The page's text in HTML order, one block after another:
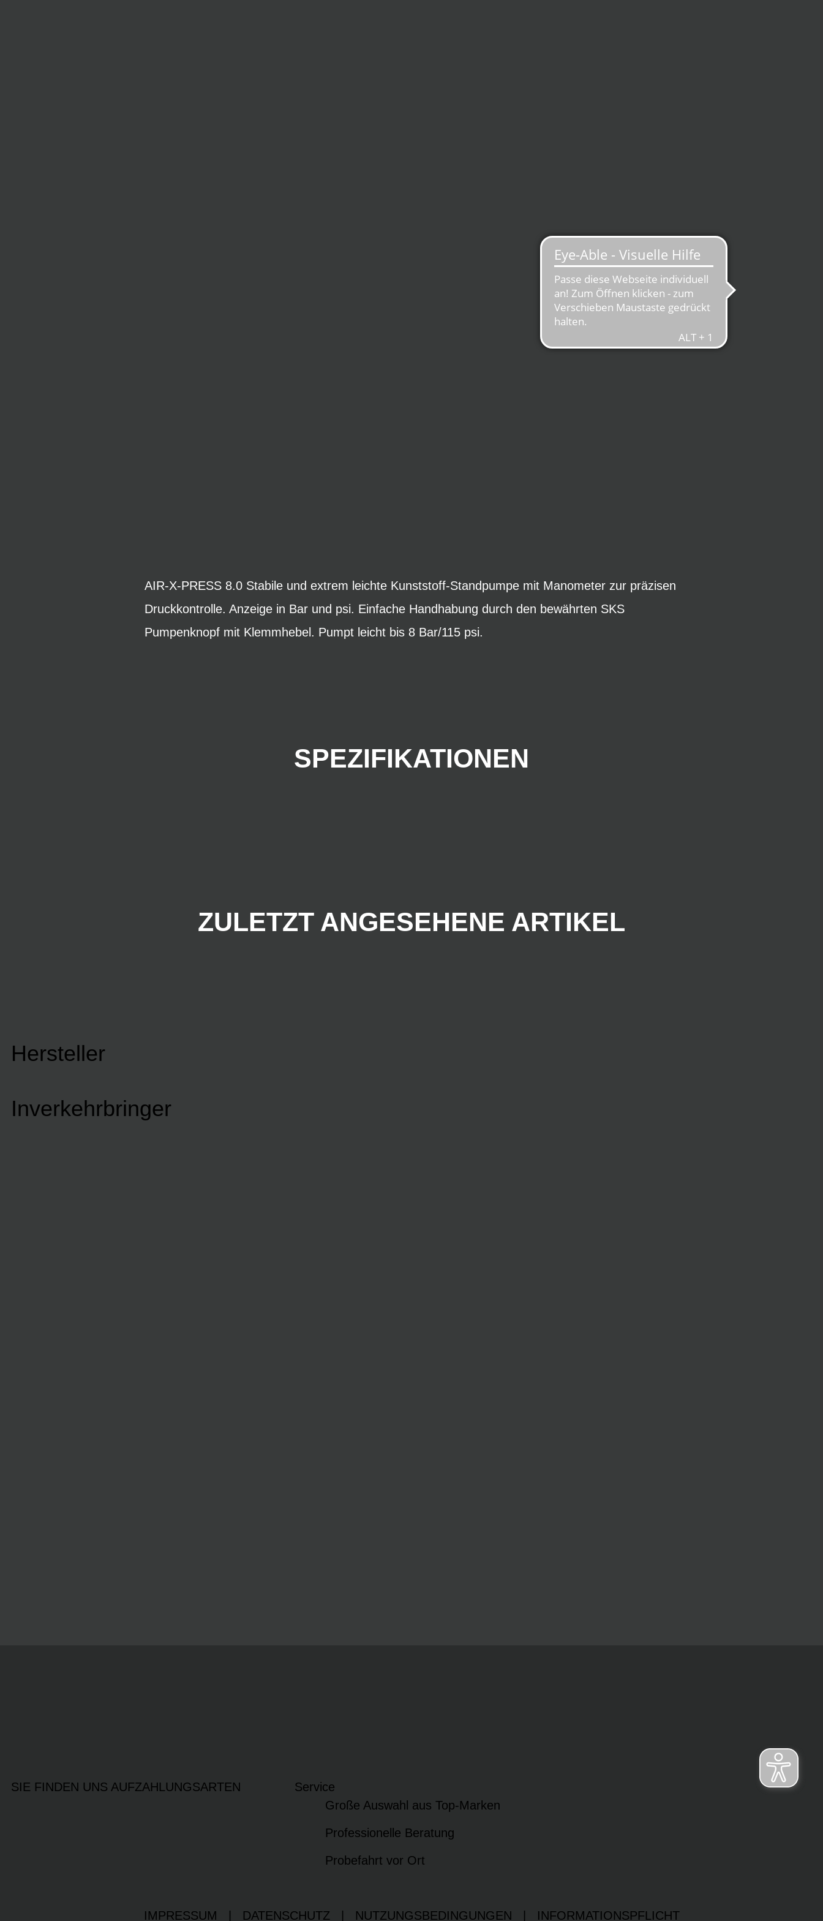
AIR-X-PRESS 8.0 Stabile und extrem leichte Kunststoff-Standpumpe mit Manometer zur präzisen
Druckkontrolle. Anzeige in Bar und psi. Einfache Handhabung durch den bewährten SKS
Pumpenknopf mit Klemmhebel. Pumpt leicht bis 8 Bar/115 psi.
SPEZIFIKATIONEN
ZULETZT ANGESEHENE ARTIKEL
Hersteller
Inverkehrbringer
SIE FINDEN UNS AUFZAHLUNGSARTEN
Service
Große Auswahl aus Top-Marken
Professionelle Beratung
Probefahrt vor Ort
IMPRESSUM DATENSCHUTZ NUTZUNGSBEDINGUNGEN INFORMATIONSPFLICHT